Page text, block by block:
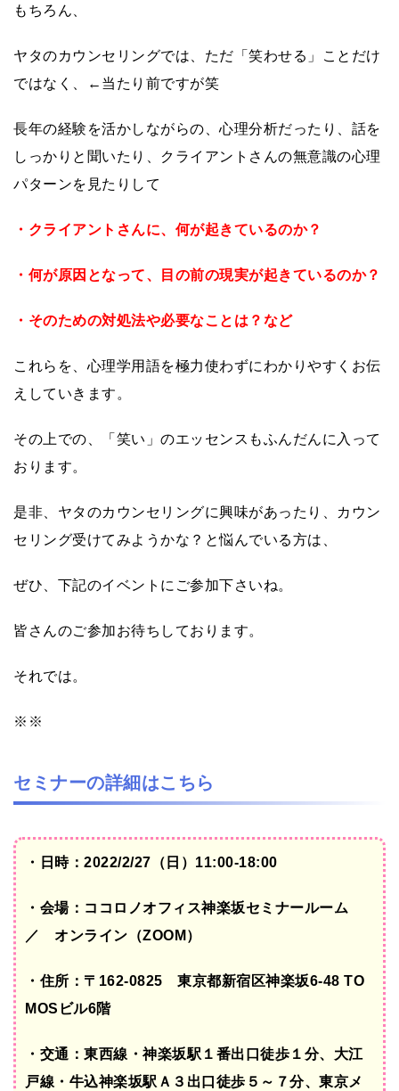
もちろん、
ヤタのカウンセリングでは、ただ「笑わせる」ことだけ
ではなく、←当たり前ですが笑
長年の経験を活かしながらの、心理分析だったり、話を
しっかりと聞いたり、クライアントさんの無意識の心理
パターンを見たりして
・クライアントさんに、何が起きているのか？
・何が原因となって、目の前の現実が起きているのか？
・そのための対処法や必要なことは？など
これらを、心理学用語を極力使わずにわかりやすくお伝
えしていきます。
その上での、「笑い」のエッセンスもふんだんに入って
おります。
是非、ヤタのカウンセリングに興味があったり、カウン
セリング受けてみようかな？と悩んでいる方は、
ぜひ、下記のイベントにご参加下さいね。
皆さんのご参加お待ちしております。
それでは。
※※
セミナーの詳細はこちら
・日時：2022/2/27（日）11:00-18:00
・会場：ココロノオフィス神楽坂セミナールーム
／ オンライン（ZOOM）
・住所：〒162-0825 東京都新宿区神楽坂6-48 TO
MOSビル6階
・交通：東西線・神楽坂駅１番出口徒歩１分、大江
戸線・牛込神楽坂駅Ａ３出口徒歩５～７分、東京メ